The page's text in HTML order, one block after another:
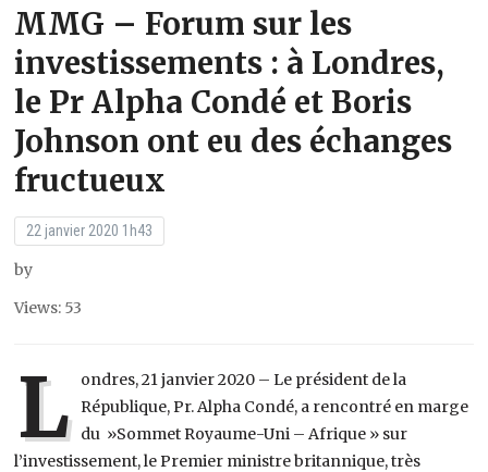
MMG – Forum sur les
investissements : à Londres,
le Pr Alpha Condé et Boris
Johnson ont eu des échanges
fructueux
22 janvier 2020 1h43
by
Views: 53
L ondres, 21 janvier 2020 – Le président de la
République, Pr. Alpha Condé, a rencontré en marge
du »Sommet Royaume-Uni – Afrique » sur
l’investissement, le Premier ministre britannique, très